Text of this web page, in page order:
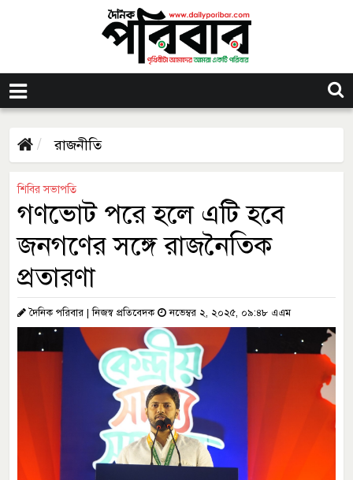
রাজনীতি
শিবির সভাপতি
গণভোট পরে হলে এটি হবে
জনগণের সঙ্গে রাজনৈতিক
প্রতারণা
দৈনিক পরিবার | নিজস্ব প্রতিবেদক নভেম্বর ২, ২০২৫, ০৯:৪৮ এএম